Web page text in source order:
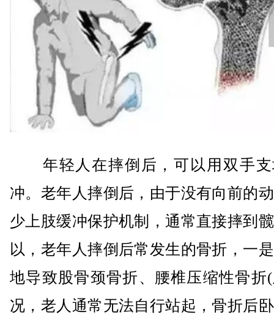
年轻人在摔倒后，可以用双手支
冲。老年人摔倒后，由于没有向前的
少上肢缓冲保护机制，通常直接摔到
以，老年人摔倒后常发生的骨折，一
地导致股骨颈骨折、腰椎压缩性骨折
况，老人通常无法自行站起，骨折后